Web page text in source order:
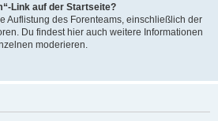
Link auf der Startseite?
Auflistung des Forenteams, einschließlich der
Du findest hier auch weitere Informationen
moderieren.